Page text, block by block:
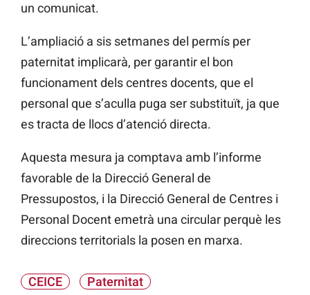
un comunicat.
L’ampliació a sis setmanes del permís per
paternitat implicarà, per garantir el bon
funcionament dels centres docents, que el
personal que s’aculla puga ser substituït, ja que
es tracta de llocs d’atenció directa.
Aquesta mesura ja comptava amb l’informe
favorable de la Direcció General de
Pressupostos, i la Direcció General de Centres i
Personal Docent emetrà una circular perquè les
direccions territorials la posen en marxa.
CEICE Paternitat